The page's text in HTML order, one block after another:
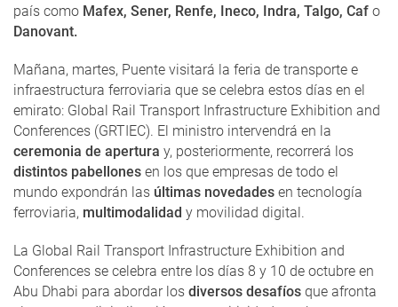
país como Mafex, Sener, Renfe, Ineco, Indra, Talgo, Caf o
Danovant.
Mañana, martes, Puente visitará la feria de transporte e
infraestructura ferroviaria que se celebra estos días en el
emirato: Global Rail Transport Infrastructure Exhibition and
Conferences (GRTIEC). El ministro intervendrá en la
ceremonia de apertura y, posteriormente, recorrerá los
distintos pabellones en los que empresas de todo el
mundo expondrán las últimas novedades en tecnología
ferroviaria, multimodalidad y movilidad digital.
La Global Rail Transport Infrastructure Exhibition and
Conferences se celebra entre los días 8 y 10 de octubre en
Abu Dhabi para abordar los diversos desafíos que afronta